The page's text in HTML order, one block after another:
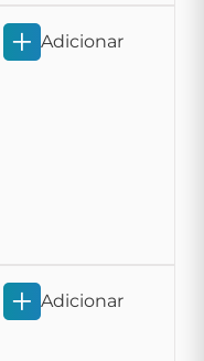
Adicionar
Adicionar